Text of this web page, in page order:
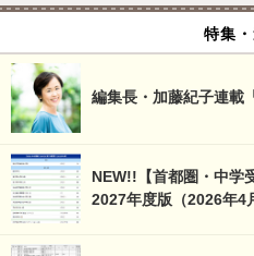
特集
編集長・加藤紀子連載
NEW!!【首都圏・中学
2027年度版（2026年4